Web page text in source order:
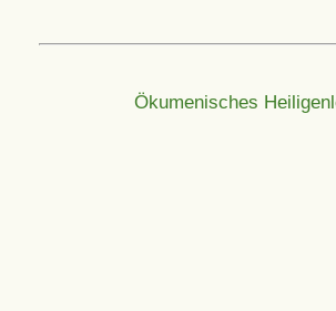
Ökumenisches